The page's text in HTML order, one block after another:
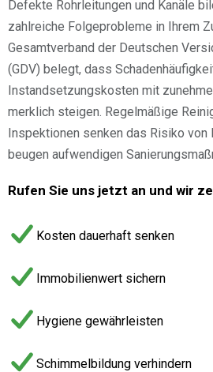
Defekte Rohrleitungen und Kanäle
zahlreiche Folgeprobleme in Ihrem
Gesamtverband der Deutschen
(GDV) belegt, dass
Instandsetzungskosten mit
merklich steigen. Regelmäßige
Inspektionen senken das Risiko von
beugen aufwendigen
Rufen Sie uns jetzt an und wir
Kosten dauerhaft senken
Immobilienwert sichern
Hygiene gewährleisten
Schimmelbildung verhindern